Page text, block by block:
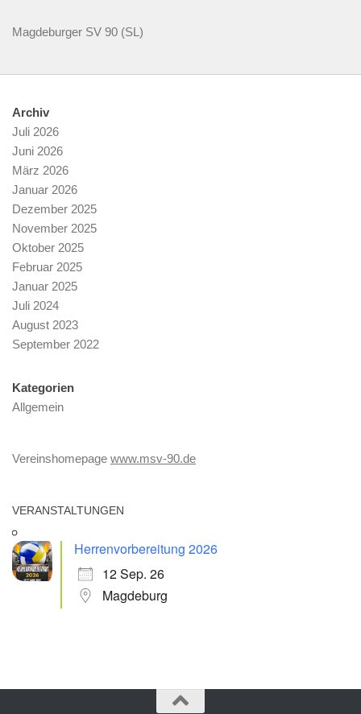
Magdeburger SV 90 (SL)
Archiv
Juli 2026
Juni 2026
März 2026
Januar 2026
Dezember 2025
November 2025
Oktober 2025
Februar 2025
Januar 2025
Juli 2024
August 2023
September 2022
Kategorien
Allgemein
Vereinshomepage www.msv-90.de
VERANSTALTUNGEN
Herrenvorbereitung 2026
12 Sep. 26
Magdeburg